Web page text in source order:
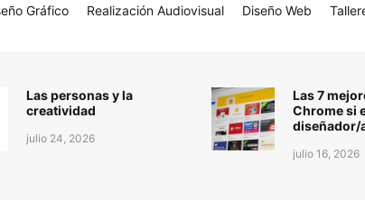
Gráfico Realización Audiovisual Diseño Web
Las personas y la
creatividad
julio 24, 2026
Las 7
Chrome si
diseñador/
julio 16, 2026